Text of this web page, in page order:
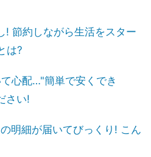
! 節約しながら生活をスター
は?
心配…"簡単で安くでき
さい!
明細が届いてびっくり! こん